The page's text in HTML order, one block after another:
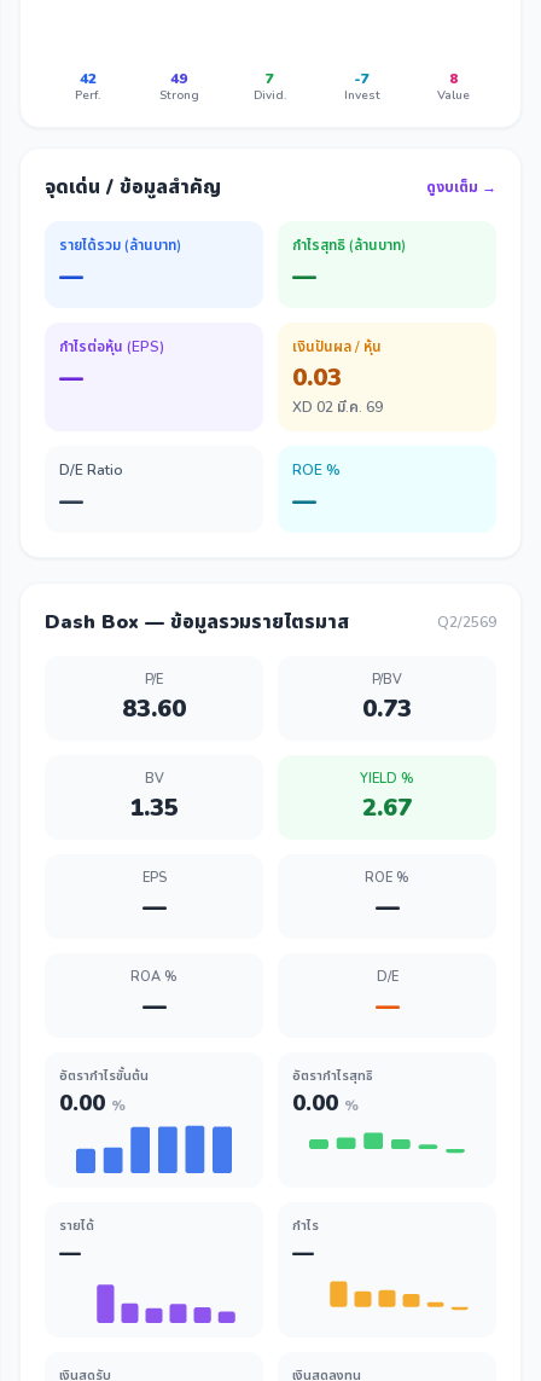
42
Perf.
49
Strong
7
Divid.
-7
Invest
8
Value
จุดเด่น / ข้อมูลสำคัญ ดูงบเต็ม →
รายได้รวม (ล้านบาท)
—
กำไรสุทธิ (ล้านบาท)
—
กำไรต่อหุ้น (EPS)
—
เงินปันผล / หุ้น
0.03
XD 02 มี.ค. 69
D/E Ratio
—
ROE %
—
Dash Box — ข้อมูลรวมรายไตรมาส Q2/2569
P/E
83.60
P/BV
0.73
BV
1.35
YIELD %
2.67
EPS
—
ROE %
—
ROA %
—
D/E
—
อัตรากำไรขั้นต้น
0.00 %
อัตรากำไรสุทธิ
0.00 %
รายได้
—
กำไร
—
เงินสดรับ เงินสดลงทุน